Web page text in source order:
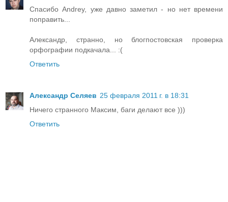
Спасибо Andrey, уже давно заметил - но нет времени
поправить...
Александр, странно, но блогпостовская проверка
орфографии подкачала... :(
Ответить
Александр Селяев 25 февраля 2011 г. в 18:31
Ничего странного Максим, баги делают все )))
Ответить